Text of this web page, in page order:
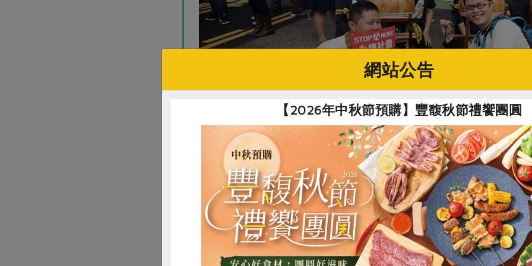
▲每年合作社都參與反核大遊行，宣示朝向廢核的決心。圖為2017年廢核遊行。(攝影／忘
網站公告
【2026年中秋節預購】豐馥秋節禮饗團圓